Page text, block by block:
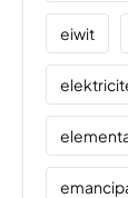
eiwit